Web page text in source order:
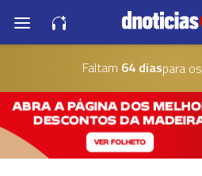
Faltam 64 diaspara os